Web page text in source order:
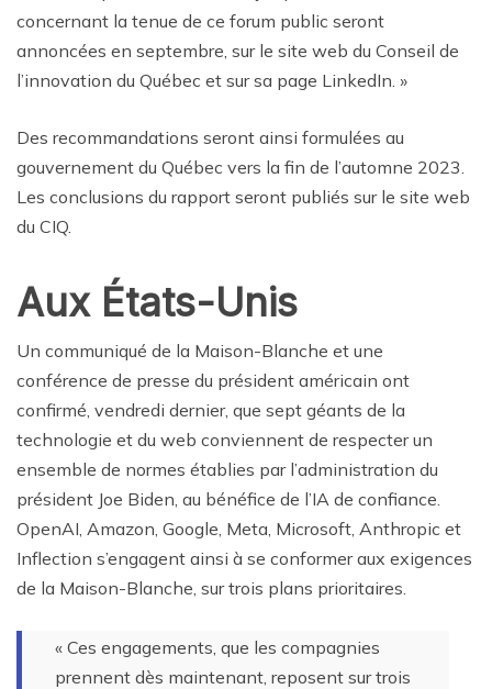
concernant la tenue de ce forum public seront
annoncées en septembre, sur le site web du Conseil de
l’innovation du Québec et sur sa page LinkedIn. »
Des recommandations seront ainsi formulées au
gouvernement du Québec vers la fin de l’automne 2023.
Les conclusions du rapport seront publiés sur le site web
du CIQ.
Aux États-Unis
Un communiqué de la Maison-Blanche et une
conférence de presse du président américain ont
confirmé, vendredi dernier, que sept géants de la
technologie et du web conviennent de respecter un
ensemble de normes établies par l’administration du
président Joe Biden, au bénéfice de l’IA de confiance.
OpenAI, Amazon, Google, Meta, Microsoft, Anthropic et
Inflection s’engagent ainsi à se conformer aux exigences
de la Maison-Blanche, sur trois plans prioritaires.
« Ces engagements, que les compagnies
prennent dès maintenant, reposent sur trois